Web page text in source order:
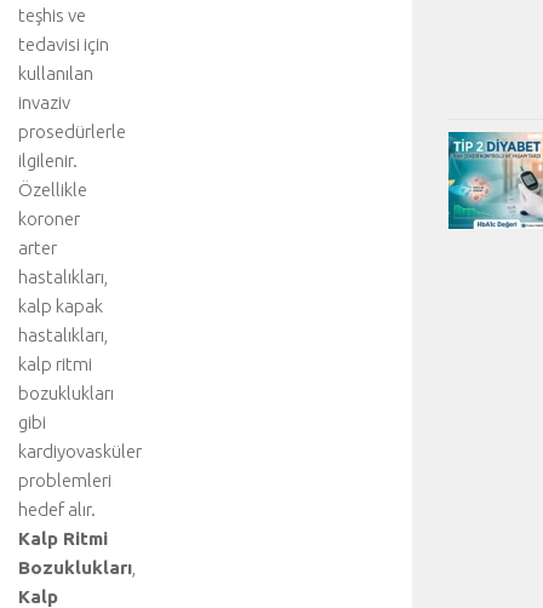
teşhis ve
tedavisi için
kullanılan
invaziv
prosedürlerle
ilgilenir.
Özellikle
koroner
arter
hastalıkları,
kalp kapak
hastalıkları,
kalp ritmi
bozuklukları
gibi
kardiyovasküler
problemleri
hedef alır.
Kalp Ritmi
Bozuklukları
Kalp